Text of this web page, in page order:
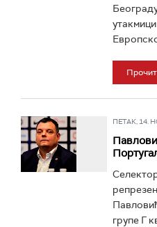
ПЕТАК, 14.
групе Г